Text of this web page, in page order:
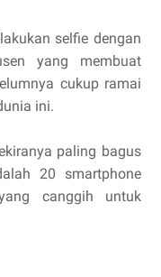
selfie dengan
yang membuat
cukup ramai
ini.
paling bagus
20 smartphone
canggih untuk